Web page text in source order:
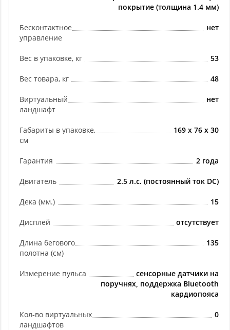
покрытие (толщина 1.4 мм)
Бесконтактное
управление
нет
Вес в упаковке, кг 53
Вес товара, кг 48
Виртуальный
ландшафт
нет
Габариты в упаковке,
см
169 х 76 х 30
Гарантия 2 года
Двигатель 2.5 л.с. (постоянный ток DC)
Дека (мм.) 15
Дисплей отсутствует
Длина бегового
полотна (см)
135
Измерение пульса
сенсорные датчики на
поручнях, поддержка Bluetooth
кардиопояса
Кол-во виртуальных
ландшафтов
0